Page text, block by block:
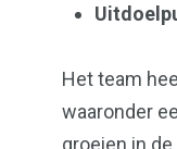
Het team
waaronder
groeien in